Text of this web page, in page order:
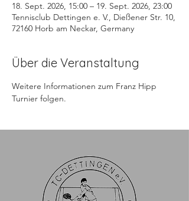
18. Sept. 2026, 15:00 – 19. Sept. 2026, 23:00
Tennisclub Dettingen e. V., Dießener Str. 10,
72160 Horb am Neckar, Germany
Über die Veranstaltung
Weitere Informationen zum Franz Hipp
Turnier folgen.